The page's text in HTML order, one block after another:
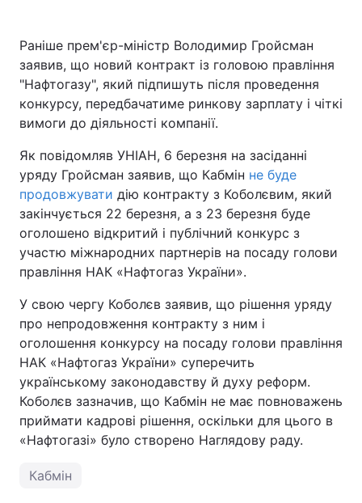
Раніше прем'єр-міністр Володимир Гройсман
заявив, що новий контракт із головою правління
"Нафтогазу", який підпишуть після проведення
конкурсу, передбачатиме ринкову зарплату і чіткі
вимоги до діяльності компанії.
Як повідомляв УНІАН, 6 березня на засіданні
уряду Гройсман заявив, що Кабмін не буде
продовжувати дію контракту з Коболєвим, який
закінчується 22 березня, а з 23 березня буде
оголошено відкритий і публічний конкурс з
участю міжнародних партнерів на посаду голови
правління НАК «Нафтогаз України».
У свою чергу Коболєв заявив, що рішення уряду
про непродовження контракту з ним і
оголошення конкурсу на посаду голови правління
НАК «Нафтогаз України» суперечить
українському законодавству й духу реформ.
Коболєв зазначив, що Кабмін не має повноважень
приймати кадрові рішення, оскільки для цього в
«Нафтогазі» було створено Наглядову раду.
Кабмін